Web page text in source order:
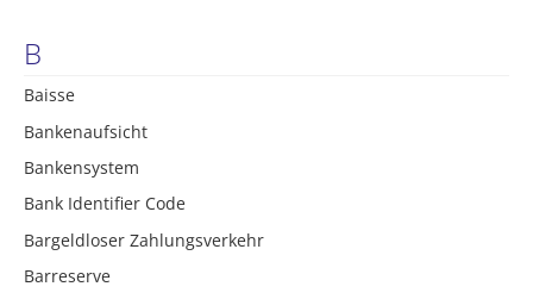
B
Baisse
Bankenaufsicht
Bankensystem
Bank Identifier Code
Bargeldloser Zahlungsverkehr
Barreserve